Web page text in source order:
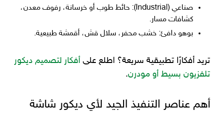
صناعي (Industrial): حائط طوب أو خرسانة، رفوف معدن،
كشافات مسار.
بوهو دافئ: خشب محفر، سلال قش، أقمشة طبيعية.
تريد أفكارًا تطبيقية سريعة؟ اطلع على أفكار لتصميم ديكور
تلفزيون بسيط أو مودرن.
أهم عناصر التنفيذ الجيد لأي ديكور شاشة